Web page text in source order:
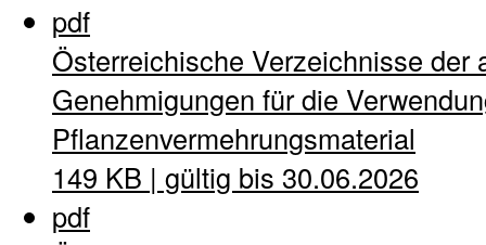
pdf
Österreichische Verzeichnisse der
Genehmigungen für die
Pflanzenvermehrungsmaterial
149 KB | gültig bis 30.06.2026
pdf